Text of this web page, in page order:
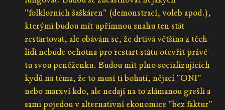
"folklorních šaškáren" (demonstrací, voleb apod.),
kterými budou mít upřímnou snahu ten stát
restartovat, ale obávám se, že drtivá většina z těch
lidí nebude ochotna pro restart státu otevřít právě
tu svou peněženku. Budou mít plno socializujících
kydů na téma, že to musí ti bohatí, nějací "ONI"
nebo marxví kdo, ale nedají na to zlámanou grešli a
sami pojedou v alternativní ekonomice "bez faktur"